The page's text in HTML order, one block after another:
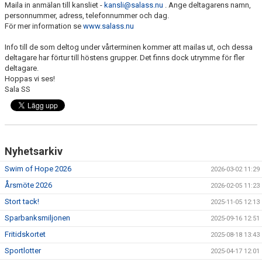
Maila in anmälan till kansliet - kansli@salass.nu . Ange deltagarens namn,
personnummer, adress, telefonnummer och dag.
För mer information se www.salass.nu
Info till de som deltog under vårterminen kommer att mailas ut, och dessa
deltagare har förtur till höstens grupper. Det finns dock utrymme för fler
deltagare.
Hoppas vi ses!
Sala SS
Nyhetsarkiv
Swim of Hope 2026 2026-03-02 11:29
Årsmöte 2026 2026-02-05 11:23
Stort tack! 2025-11-05 12:13
Sparbanksmiljonen 2025-09-16 12:51
Fritidskortet 2025-08-18 13:43
Sportlotter 2025-04-17 12:01